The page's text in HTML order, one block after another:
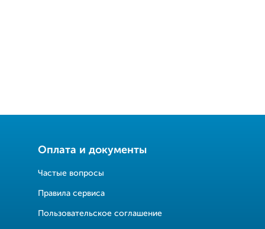
Оплата и документы
Частые вопросы
Правила сервиса
Пользовательское соглашение